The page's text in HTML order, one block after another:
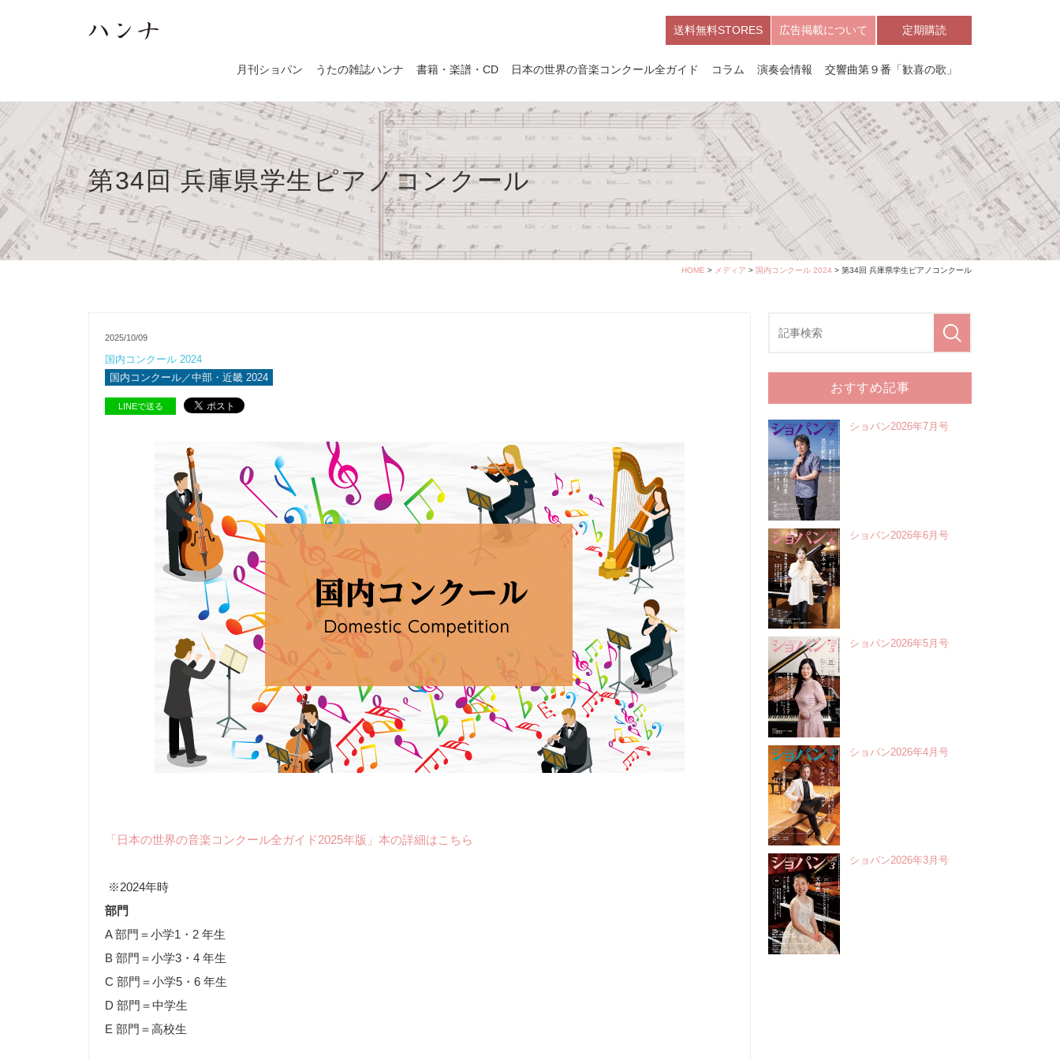
送料無料STORES 広告掲載について 定期購読
月刊ショパン うたの雑誌ハンナ 書籍・楽譜・CD 日本の世界の音楽コンクール全ガイド コラム 演奏会情報 交響曲第９番「歓喜の歌」
第34回 兵庫県学生ピアノコンクール
HOME > メディア > 国内コンクール 2024 > 第34回 兵庫県学生ピアノコンクール
2025/10/09
国内コンクール 2024
国内コンクール／中部・近畿 2024
LINEで送る
「日本の世界の音楽コンクール全ガイド2025年版」本の詳細はこちら
※2024年時
部門
A 部門＝小学1・2 年生
B 部門＝小学3・4 年生
C 部門＝小学5・6 年生
D 部門＝中学生
E 部門＝高校生
おすすめ記事
ショパン2026年7月号
ショパン2026年6月号
ショパン2026年5月号
ショパン2026年4月号
ショパン2026年3月号